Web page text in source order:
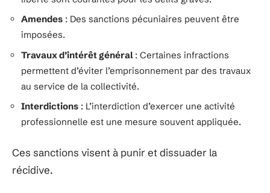
Amendes : Des sanctions pécuniaires peuvent être
imposées.
Travaux d’intérêt général: Certaines infractions
permettent d’éviter l’emprisonnement par des travaux
au service de la collectivité.
Interdictions : L’interdiction d’exercer une activité
professionnelle est une mesure souvent appliquée.
Ces sanctions visent à punir et dissuader la
récidive.